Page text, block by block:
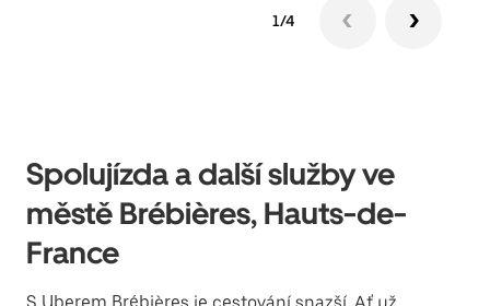
1/4
Spolujízda a další služby ve
městě Brébières, Hauts-de-
France